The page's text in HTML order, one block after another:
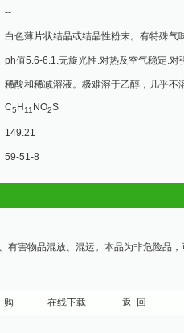
--
白色薄片状结晶或结晶性粉末。有特殊
ph值5.6-6.1.无旋光性.对热及空气稳定.对
稀酸和稀减溶液。极难溶于乙醇，几乎不
C5 H 11 NO2S
149.21
59-51-8
有害物品混放、混运。本品为非危险品
在线下载 返 回